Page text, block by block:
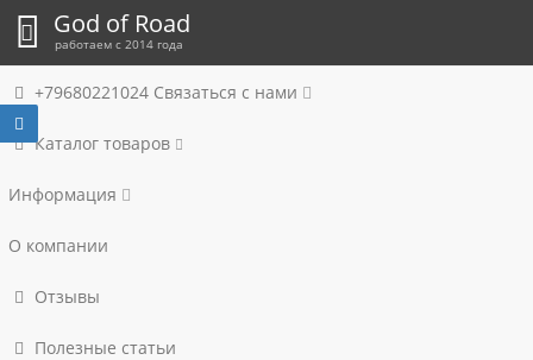
God of Road
работаем с 2014 года
+79680221024 Связаться с нами
Каталог товаров
Информация
О компании
Отзывы
Полезные статьи